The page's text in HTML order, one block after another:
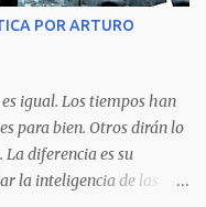
reflejan en un color
fatídico. ...
POR ARTURO
igual. Los tiempos han
para bien. Otros dirán lo
diferencia es su
la inteligencia de las